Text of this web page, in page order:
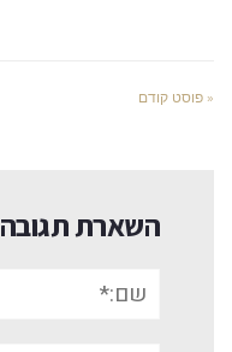
« פוסט קודם
השארת תגובה